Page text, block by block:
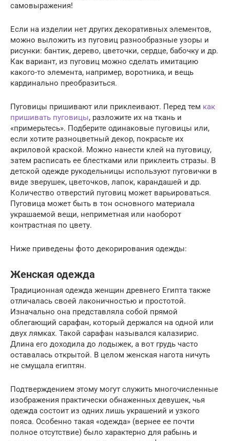
самовыражения!
Если на изделии нет других декоративных элементов,
можно выложить из пуговиц разнообразные узоры и
рисунки: бантик, дерево, цветочки, сердце, бабочку и др.
Как вариант, из пуговиц можно сделать имитацию
какого-то элемента, например, воротника, и вещь
кардинально преобразиться.
Пуговицы пришивают или приклеивают. Перед тем как
пришивать пуговицы, разложите их на ткань и
«примерьтесь». Подберите одинаковые пуговицы или,
если хотите разноцветный декор, покрасьте их
акриловой краской. Можно нанести клей на пуговицу,
затем расписать ее блестками или приклеить стразы. В
детской одежде рукодельницы используют пуговички в
виде зверушек, цветочков, лапок, карандашей и др.
Количество отверстий пуговиц может варьироваться.
Пуговица может быть в тон основного материала
украшаемой вещи, неприметная или наоборот
контрастная по цвету.
Ниже приведены фото декорирования одежды:
Женская одежда
Традиционная одежда женщин древнего Египта также
отличалась своей лаконичностью и простотой.
Изначально она представляла собой прямой
облегающий сарафан, который держался на одной или
двух лямках. Такой сарафан назывался калазирис.
Длина его доходила до лодыжек, а вот грудь часто
оставалась открытой. В целом женская нагота ничуть
не смущала египтян.
Подтверждением этому могут служить многочисленные
изображения практически обнаженных девушек, чья
одежда состоит из одних лишь украшений и узкого
пояса. Особенно такая «одежда» (вернее ее почти
полное отсутствие) было характерно для рабынь и